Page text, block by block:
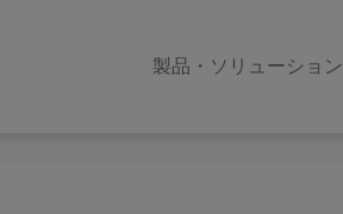
製品・ソリューション